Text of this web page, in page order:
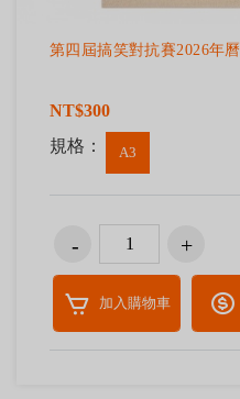
第四屆搞笑對抗賽2026年曆
NT$300
規格：
A3
加入購物車